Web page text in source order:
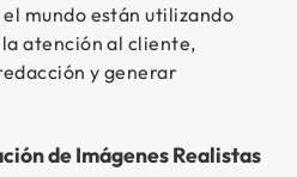
mundo están utilizando
atención al cliente,
y generar
de Imágenes Realistas